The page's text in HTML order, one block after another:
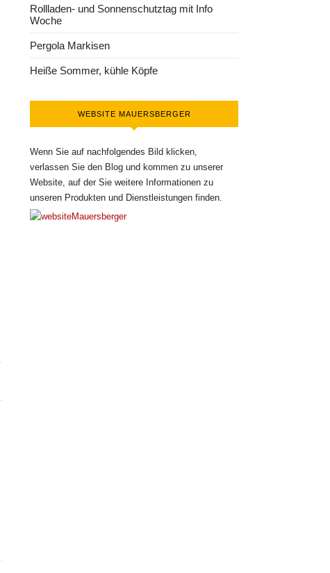
Rollladen- und Sonnenschutztag mit Info
Woche
Pergola Markisen
Heiße Sommer, kühle Köpfe
WEBSITE MAUERSBERGER
Wenn Sie auf nachfolgendes Bild klicken,
verlassen Sie den Blog und kommen zu unserer
Website, auf der Sie weitere Informationen zu
unseren Produkten und Dienstleistungen finden.